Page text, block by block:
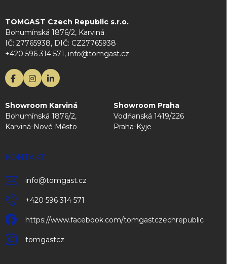
TOMGAST Czech Republic s.r.o.
Bohumínská 1876/2, Karviná
IČ: 27765938, DIČ: CZ27765938
+420 596 314 571, info@tomgast.cz
Showroom Karviná
Bohumínská 1876/2,
Karviná-Nové Město
Showroom Praha
Vodňanská 1419/226
Praha-Kyje
KONTAKT
info@tomgast.cz
+420 596 314 571
https://www.facebook.com/tomgastczechrepublic
tomgastcz